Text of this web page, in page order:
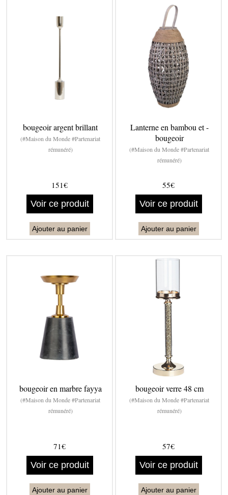
bougeoir argent brillant
(#Maison du Monde #Partenariat
rémunéré)
151€
Voir ce produit
Ajouter au panier
Lanterne en bambou et -
bougeoir
(#Maison du Monde #Partenariat
rémunéré)
55€
Voir ce produit
Ajouter au panier
bougeoir en marbre fayya
(#Maison du Monde #Partenariat
rémunéré)
71€
Voir ce produit
Ajouter au panier
bougeoir verre 48 cm
(#Maison du Monde #Partenariat
rémunéré)
57€
Voir ce produit
Ajouter au panier